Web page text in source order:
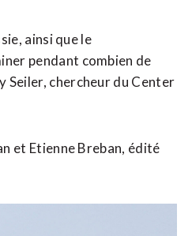
ainsi que le
pendant combien de
Seiler, chercheur du Center
et Etienne Breban, édité